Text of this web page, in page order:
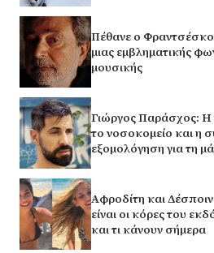
Πέθανε ο
μιας εμβληματικής
μουσικής
Γιώργος Παράσχος:
το νοσοκομείο και η
εξομολόγηση για τη
Αφροδίτη και
είναι οι κόρες του
και τι κάνουν σήμερα